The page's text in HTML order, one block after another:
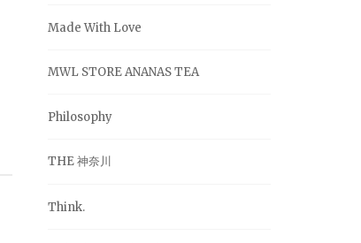
Made With Love
MWL STORE ANANAS TEA
Philosophy
THE 神奈川
Think.